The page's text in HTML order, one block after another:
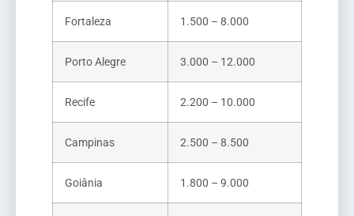
Fortaleza 1.500 – 8.000
Porto Alegre 3.000 – 12.000
Recife 2.200 – 10.000
Campinas 2.500 – 8.500
Goiânia 1.800 – 9.000